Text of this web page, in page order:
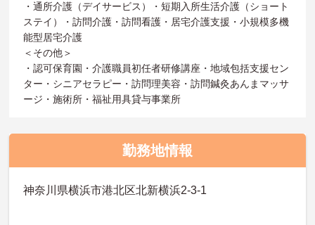
・通所介護（デイサービス）・短期入所生活介護（ショート
ステイ）・訪問介護・訪問看護・居宅介護支援・小規模多機
能型居宅介護
＜その他＞
・認可保育園・介護職員初任者研修講座・地域包括支援セン
ター・シニアセラピー・訪問理美容・訪問鍼灸あんまマッサ
ージ・施術所・福祉用具貸与事業所
勤務地情報
神奈川県横浜市港北区北新横浜2-3-1